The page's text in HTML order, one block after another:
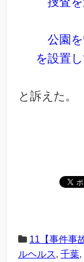
公園を
を設置し
と訴えた。
11【事件事
ルヘルス, 千葉,